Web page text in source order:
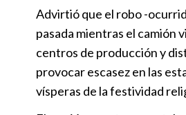
Advirtió que el robo -
pasada mientras el camión
centros de producción y
provocar escasez en las
vísperas de la festividad